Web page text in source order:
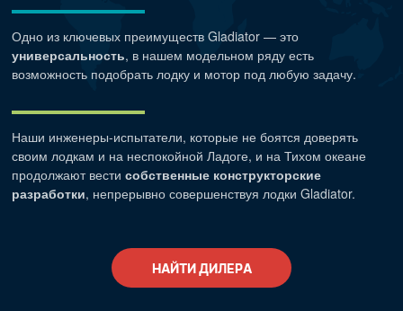
Одно из ключевых преимуществ Gladiator — это
универсальность, в нашем модельном ряду есть
возможность подобрать лодку и мотор под любую задачу.
Наши инженеры-испытатели, которые не боятся доверять
своим лодкам и на неспокойной Ладоге, и на Тихом океане
продолжают вести собственные конструкторские
разработки, непрерывно совершенствуя лодки Gladiator.
НАЙТИ ДИЛЕРА